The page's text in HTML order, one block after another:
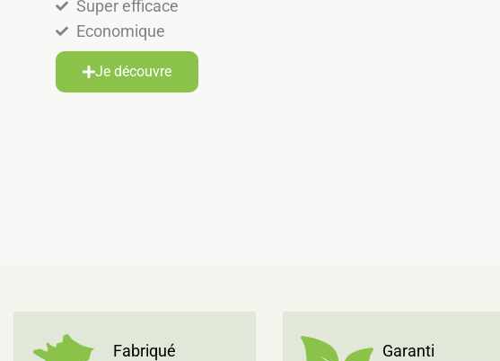
Super efficace
Economique
Je découvre
Fabriqué
Garanti